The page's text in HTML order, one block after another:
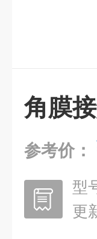
角膜
参考价：
型
更